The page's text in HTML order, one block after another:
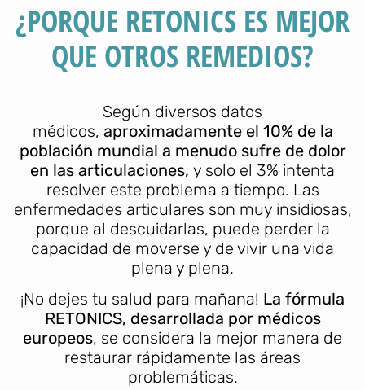
¿PORQUE RETONICS ES MEJOR
QUE OTROS REMEDIOS?
Según diversos datos
médicos, aproximadamente el 10% de la
población mundial a menudo sufre de dolor
en las articulaciones, y solo el 3% intenta
resolver este problema a tiempo. Las
enfermedades articulares son muy insidiosas,
porque al descuidarlas, puede perder la
capacidad de moverse y de vivir una vida
plena y plena.
¡No dejes tu salud para mañana! La fórmula
RETONICS, desarrollada por médicos
europeos, se considera la mejor manera de
restaurar rápidamente las áreas
problemáticas.